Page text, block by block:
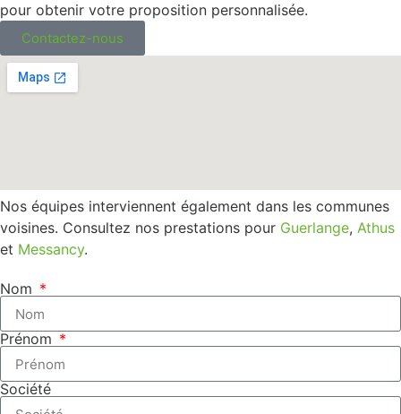
pour obtenir votre proposition personnalisée.
Contactez-nous
Nos équipes interviennent également dans les communes
voisines. Consultez nos prestations pour Guerlange, Athus
et Messancy.
Nom
Prénom
Société